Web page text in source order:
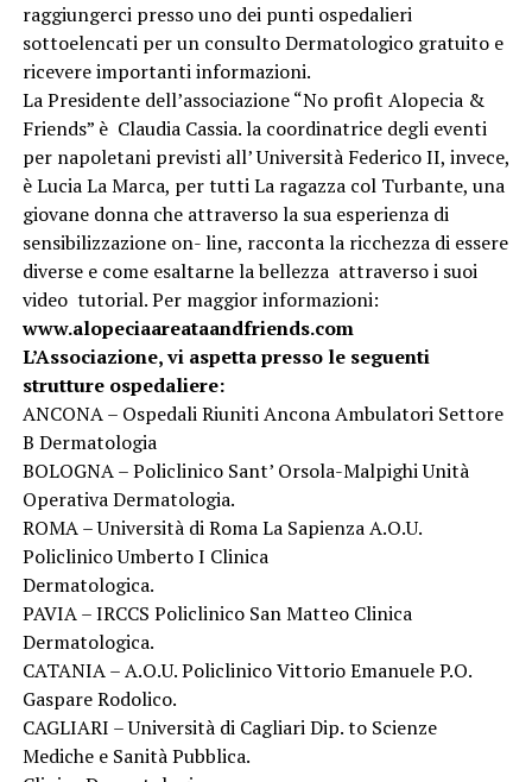
raggiungerci presso uno dei punti ospedalieri
sottoelencati per un consulto Dermatologico gratuito e
ricevere importanti informazioni.
La Presidente dell’associazione “No profit Alopecia &
Friends” è Claudia Cassia. la coordinatrice degli eventi
per napoletani previsti all’ Università Federico II, invece,
è Lucia La Marca, per tutti La ragazza col Turbante, una
giovane donna che attraverso la sua esperienza di
sensibilizzazione on- line, racconta la ricchezza di essere
diverse e come esaltarne la bellezza attraverso i suoi
video tutorial. Per maggior informazioni:
www.alopeciaareataandfriends.com
L’Associazione, vi aspetta presso le seguenti
strutture ospedaliere:
ANCONA – Ospedali Riuniti Ancona Ambulatori Settore
B Dermatologia
BOLOGNA – Policlinico Sant’ Orsola-Malpighi Unità
Operativa Dermatologia.
ROMA – Università di Roma La Sapienza A.O.U.
Policlinico Umberto I Clinica
Dermatologica.
PAVIA – IRCCS Policlinico San Matteo Clinica
Dermatologica.
CATANIA – A.O.U. Policlinico Vittorio Emanuele P.O.
Gaspare Rodolico.
CAGLIARI – Università di Cagliari Dip. to Scienze
Mediche e Sanità Pubblica.